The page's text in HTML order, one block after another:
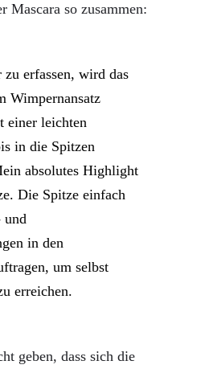
Mascara so zusammen:
erfassen, wird das
Wimpernansatz
einer leichten
in die Spitzen
absolutes Highlight
Die Spitze einfach
und
in den
um selbst
erreichen.
geben, dass sich die